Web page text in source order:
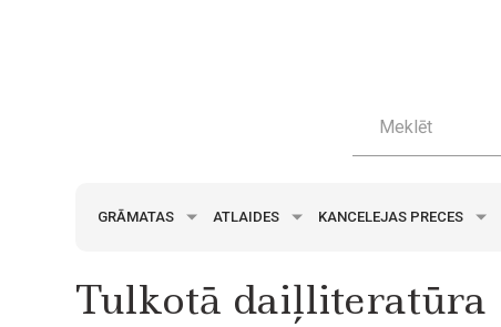
GRĀMATAS ATLAIDES KANCELEJAS PRECES
Tulkotā daiļliteratūra